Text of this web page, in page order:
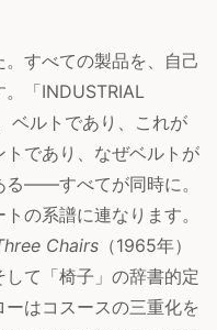
すべての製品を、自己
「INDUSTRIAL
ベルトであり、これが
であり、なぜベルトが
る——すべてが同時に。
の系譜に連なります。
Chairs （1965年）
て「椅子」の辞書的定
はコスースの三重化を